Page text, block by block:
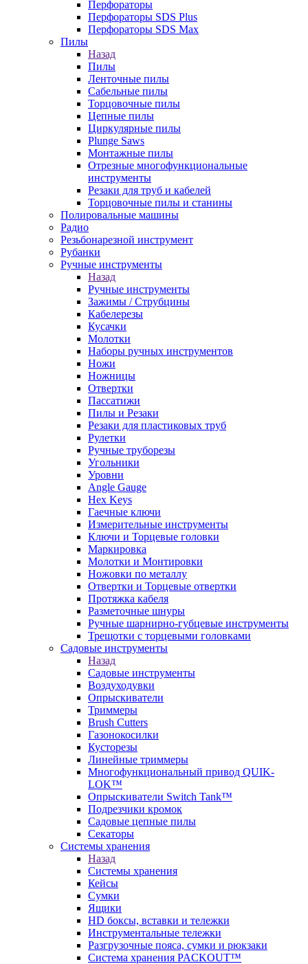
Перфораторы
Перфораторы SDS Plus
Перфораторы SDS Max
Пилы
Назад
Пилы
Ленточные пилы
Сабельные пилы
Торцовочные пилы
Цепные пилы
Циркулярные пилы
Plunge Saws
Монтажные пилы
Отрезные многофункциональные
инструменты
Резаки для труб и кабелей
Торцовочные пилы и станины
Полировальные машины
Радио
Резьбонарезной инструмент
Рубанки
Ручные инструменты
Назад
Ручные инструменты
Зажимы / Струбцины
Кабелерезы
Кусачки
Молотки
Наборы ручных инструментов
Ножи
Ножницы
Отвертки
Пассатижи
Пилы и Резаки
Резаки для пластиковых труб
Рулетки
Ручные труборезы
Угольники
Уровни
Angle Gauge
Hex Keys
Гаечные ключи
Измерительные инструменты
Ключи и Торцевые головки
Маркировка
Молотки и Монтировки
Ножовки по металлу
Отвертки и Торцевые отвертки
Протяжка кабеля
Разметочные шнуры
Ручные шарнирно-губцевые инструменты
Трещотки с торцевыми головками
Садовые инструменты
Назад
Садовые инструменты
Воздуходувки
Опрыскиватели
Триммеры
Brush Cutters
Газонокосилки
Кусторезы
Линейные триммеры
Многофункциональный привод QUIK-
LOK™
Опрыскиватели Switch Tank™
Подрезчики кромок
Садовые цепные пилы
Секаторы
Системы хранения
Назад
Системы хранения
Кейсы
Сумки
Ящики
HD боксы, вставки и тележки
Инструментальные тележки
Разгрузочные пояса, сумки и рюкзаки
Система хранения PACKOUT™